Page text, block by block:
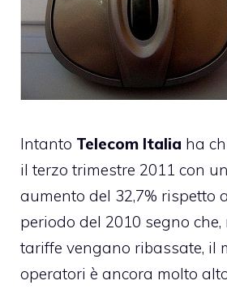
Intanto Telecom Italia ha
il terzo trimestre 2011 con
aumento del 32,7% rispetto
periodo del 2010 segno
tariffe vengano ribassate, il
operatori è ancora molto